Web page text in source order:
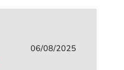
06/08/2025